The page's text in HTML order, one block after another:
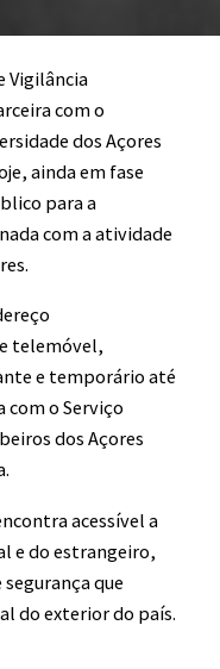
Vigilância
com o
dos Açores
ainda em fase
para a
com a atividade
telemóvel,
e temporário até
o Serviço
dos Açores
acessível a
e do estrangeiro,
que
do exterior do país.